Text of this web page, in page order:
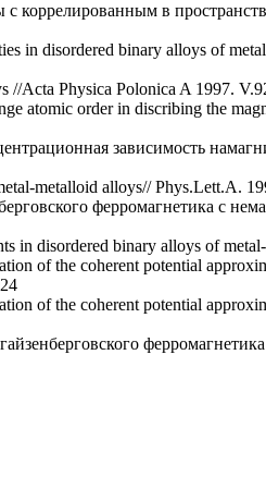
в
in disordered binary alloys of
Acta Physica Polonica A 1997.
atomic order in discribing the
зависимость
metalloid alloys// Phys.Lett.A.
ферромагнетика с
in disordered binary alloys of
of the coherent potential
of the coherent potential